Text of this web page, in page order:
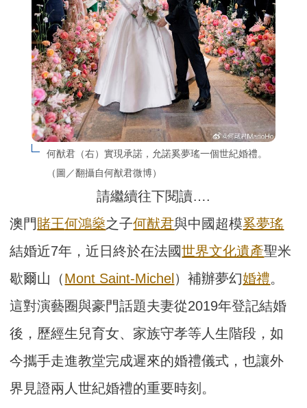
何猷君（右）實現承諾，允諾奚夢瑤一個世紀婚禮。
（圖／翻攝自何猷君微博）
請繼續往下閱讀….
澳門賭王何鴻燊之子何猷君與中國超模奚夢瑤
結婚近7年，近日終於在法國世界文化遺產聖米
歇爾山（Mont Saint-Michel ）補辦夢幻婚禮。
這對演藝圈與豪門話題夫妻從2019年登記結婚
後，歷經生兒育女、家族守孝等人生階段，如
今攜手走進教堂完成遲來的婚禮儀式，也讓外
界見證兩人世紀婚禮的重要時刻。